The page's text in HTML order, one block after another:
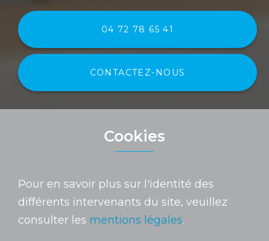
04 72 78 65 41
CONTACTEZ-NOUS
Cookies
Pour en savoir plus sur l'identité des
différents intervenants du site, veuillez
consulter les mentions légales.